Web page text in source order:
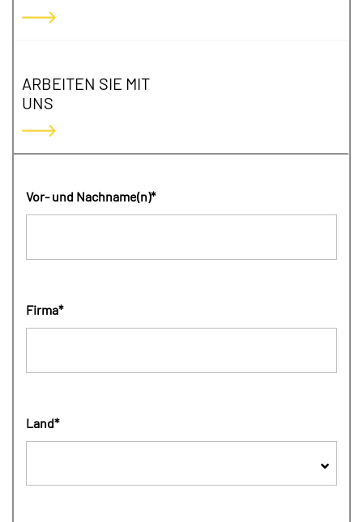
ARBEITEN SIE MIT
UNS
Vor- und Nachname(n)*
Firma*
Land*